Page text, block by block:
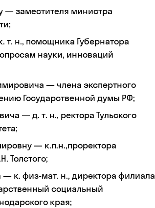
— заместителя министра
н., помощника Губернатора
науки, инноваций
— члена экспертного
Государственной думы РФ;
— д. т. н., ректора Тульского
— к.п.н.,проректора
Толстого;
— к. физ-мат. н., директора филиала
социальный
края;